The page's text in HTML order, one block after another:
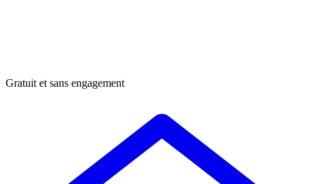
Gratuit et sans engagement